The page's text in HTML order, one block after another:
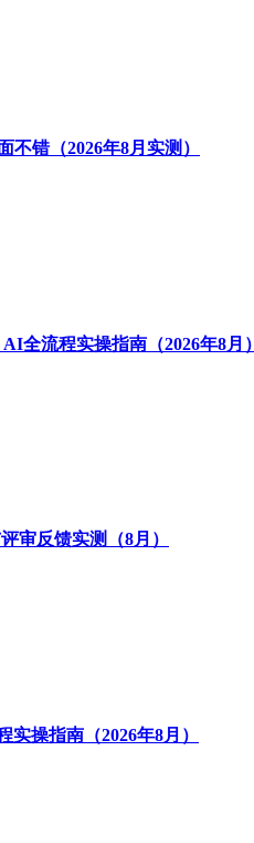
错（2026年8月实测）
全流程实操指南（2026年8月）
审反馈实测（8月）
操指南（2026年8月）